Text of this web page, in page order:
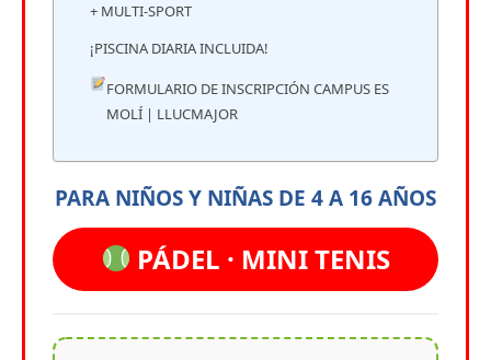
+ MULTI-SPORT
¡PISCINA DIARIA INCLUIDA!
FORMULARIO DE INSCRIPCIÓN CAMPUS ES
MOLÍ | LLUCMAJOR
PARA NIÑOS Y NIÑAS DE 4 A 16 AÑOS
PÁDEL · MINI TENIS